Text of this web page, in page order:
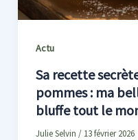
Actu
Sa recette
pommes : ma
bluffe tout le
Julie Selvin / 13 février 2026